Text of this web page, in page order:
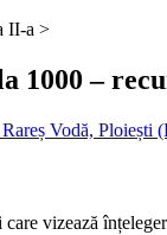
II-a >
1000 –
Vodă, Ploiești
vizează